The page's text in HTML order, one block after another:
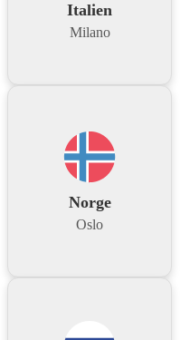
Italien
Milano
Norge
Oslo